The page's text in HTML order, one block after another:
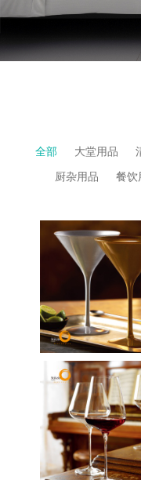
全部 大堂用品
厨杂用品
餐饮